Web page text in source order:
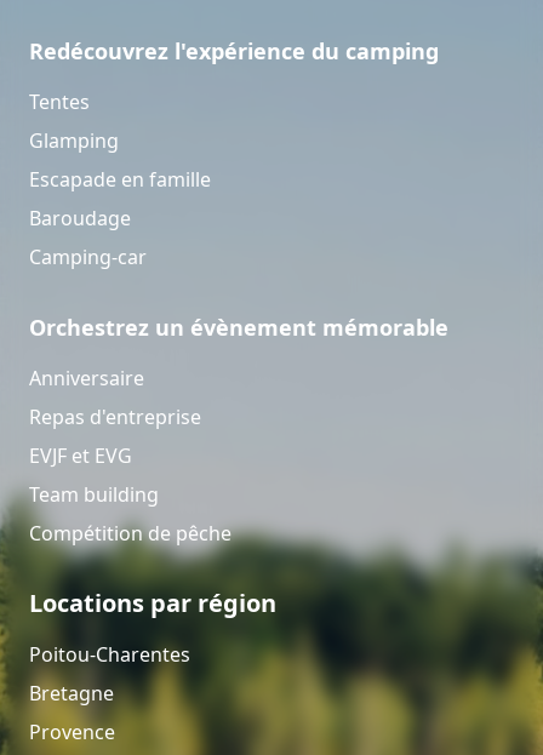
Redécouvrez l'expérience du camping
Tentes
Glamping
Escapade en famille
Baroudage
Camping-car
Orchestrez un évènement mémorable
Anniversaire
Repas d'entreprise
EVJF et EVG
Team building
Compétition de pêche
Locations par région
Poitou-Charentes
Bretagne
Provence